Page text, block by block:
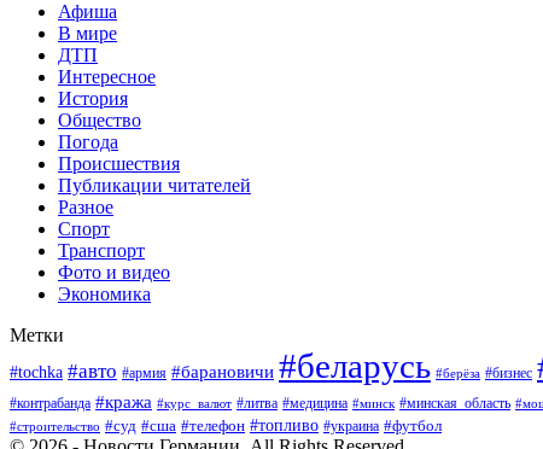
Афиша
В мире
ДТП
Интересное
История
Общество
Погода
Происшествия
Публикации читателей
Разное
Спорт
Транспорт
Фото и видео
Экономика
Метки
#tochka #авто #армия #барановичи #беларусь #берёза #бизнес
#контрабанда #кража #курс_валют #литва #медицина #минск #минская_область
#строительство #суд #сша #телефон #топливо #украина #футбол